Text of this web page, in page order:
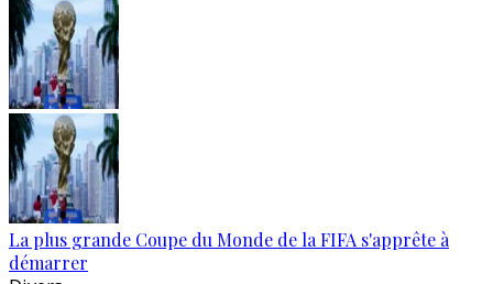
La plus grande Coupe du Monde de la FIFA s'apprête à
démarrer